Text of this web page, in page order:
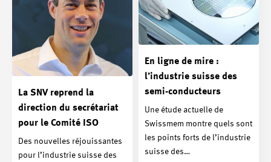
En ligne de mire :
l’industrie suisse des
semi-conducteurs
Une étude actuelle de
Swissmem montre quels sont
les points forts de l’industrie
suisse des…
La SNV reprend la
direction du secrétariat
pour le Comité ISO
Des nouvelles réjouissantes
pour l’industrie suisse des